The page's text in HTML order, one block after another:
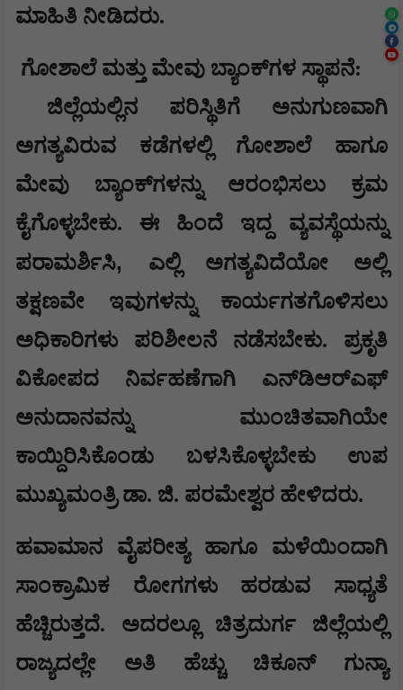
ಮಾಹಿತಿ ನೀಡಿದರು.
ಗೋಶಾಲೆ ಮತ್ತು ಮೇವು ಬ್ಯಾಂಕ್‌ಗಳ ಸ್ಥಾಪನೆ:
ಜಿಲ್ಲೆಯಲ್ಲಿನ ಪರಿಸ್ಥಿತಿಗೆ ಅನುಗುಣವಾಗಿ
ಅಗತ್ಯವಿರುವ ಕಡೆಗಳಲ್ಲಿ ಗೋಶಾಲೆ ಹಾಗೂ
ಮೇವು ಬ್ಯಾಂಕ್‌ಗಳನ್ನು ಆರಂಭಿಸಲು ಕ್ರಮ
ಕೈಗೊಳ್ಳಬೇಕು. ಈ ಹಿಂದೆ ಇದ್ದ ವ್ಯವಸ್ಥೆಯನ್ನು
ಪರಾಮರ್ಶಿಸಿ, ಎಲ್ಲಿ ಅಗತ್ಯವಿದೆಯೋ ಅಲ್ಲಿ
ತಕ್ಷಣವೇ ಇವುಗಳನ್ನು ಕಾರ್ಯಗತಗೊಳಿಸಲು
ಅಧಿಕಾರಿಗಳು ಪರಿಶೀಲನೆ ನಡೆಸಬೇಕು. ಪ್ರಕೃತಿ
ವಿಕೋಪದ ನಿರ್ವಹಣೆಗಾಗಿ ಎನ್‌ಡಿಆರ್‌ಎಫ್
ಅನುದಾನವನ್ನು ಮುಂಚಿತವಾಗಿಯೇ
ಕಾಯ್ದಿರಿಸಿಕೊಂಡು ಬಳಸಿಕೊಳ್ಳಬೇಕು ಉಪ
ಮುಖ್ಯಮಂತ್ರಿ ಡಾ. ಜಿ. ಪರಮೇಶ್ವರ ಹೇಳಿದರು.
ಹವಾಮಾನ ವೈಪರೀತ್ಯ ಹಾಗೂ ಮಳೆಯಿಂದಾಗಿ
ಸಾಂಕ್ರಾಮಿಕ ರೋಗಗಳು ಹರಡುವ ಸಾಧ್ಯತೆ
ಹೆಚ್ಚಿರುತ್ತದೆ. ಅದರಲ್ಲೂ ಚಿತ್ರದುರ್ಗ ಜಿಲ್ಲೆಯಲ್ಲಿ
ರಾಜ್ಯದಲ್ಲೇ ಅತಿ ಹೆಚ್ಚು ಚಿಕೂನ್ ಗುನ್ಯಾ